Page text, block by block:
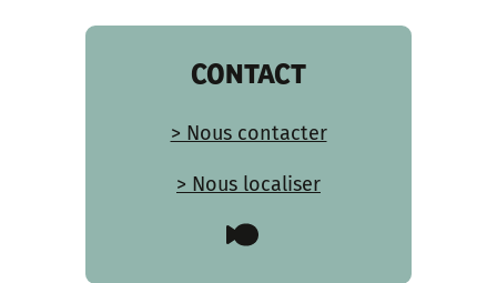
CONTACT
> Nous contacter
> Nous localiser